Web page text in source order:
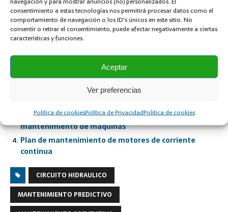
consentimiento a estas tecnologías nos permitirá procesar datos como el
comportamiento de navegación o los ID's únicos en este sitio. No
consentir o retirar el consentimiento, puede afectar negativamente a ciertas
características y funciones.
Aceptar
Ver preferencias
Política de cookiesPolítica de PrivacidadPolítica de cookies
la máquina.
Contenido Relacionado:
Tipos de cilindros hidráulicos
Porque hace demasiado ruido una instalación
Que componentes se deben tener en stock para
mantenimiento de máquinas
Plan de mantenimiento de motores de corriente
continua
CIRCUITO HIDRAULICO
MANTENIMIENTO PREDICTIVO